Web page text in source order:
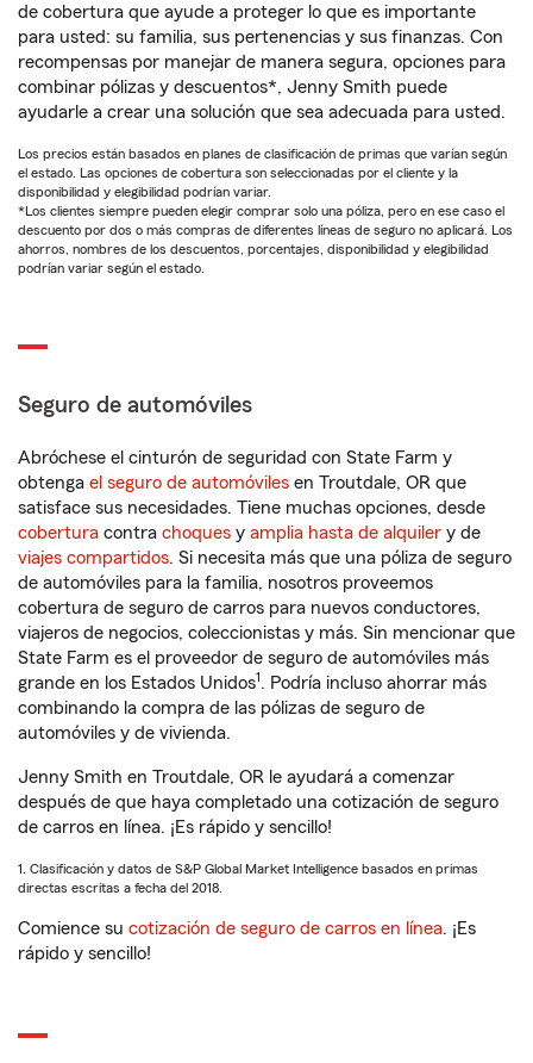
de cobertura que ayude a proteger lo que es importante
para usted: su familia, sus pertenencias y sus finanzas. Con
recompensas por manejar de manera segura, opciones para
combinar pólizas y descuentos*, Jenny Smith puede
ayudarle a crear una solución que sea adecuada para usted.
Los precios están basados en planes de clasificación de primas que varían según
el estado. Las opciones de cobertura son seleccionadas por el cliente y la
disponibilidad y elegibilidad podrían variar.
*Los clientes siempre pueden elegir comprar solo una póliza, pero en ese caso el
descuento por dos o más compras de diferentes líneas de seguro no aplicará. Los
ahorros, nombres de los descuentos, porcentajes, disponibilidad y elegibilidad
podrían variar según el estado.
Seguro de automóviles
Abróchese el cinturón de seguridad con State Farm y
obtenga el seguro de automóviles en Troutdale, OR que
satisface sus necesidades. Tiene muchas opciones, desde
cobertura contra choques y amplia hasta de alquiler y de
viajes compartidos. Si necesita más que una póliza de seguro
de automóviles para la familia, nosotros proveemos
cobertura de seguro de carros para nuevos conductores,
viajeros de negocios, coleccionistas y más. Sin mencionar que
State Farm es el proveedor de seguro de automóviles más
grande en los Estados Unidos1. Podría incluso ahorrar más
combinando la compra de las pólizas de seguro de
automóviles y de vivienda.
Jenny Smith en Troutdale, OR le ayudará a comenzar
después de que haya completado una cotización de seguro
de carros en línea. ¡Es rápido y sencillo!
1. Clasificación y datos de S&P Global Market Intelligence basados en primas
directas escritas a fecha del 2018.
Comience su cotización de seguro de carros en línea. ¡Es
rápido y sencillo!